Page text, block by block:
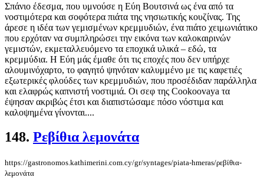
Σπάνιο έδεσμα, που υμνούσε η Εύη Βουτσινά ως ένα από τα
νοστιμότερα και σοφότερα πιάτα της νησιωτικής κουζίνας. Της
άρεσε η ιδέα των γεμισμένων κρεμμυδιών, ένα πιάτο χειμωνιάτικο
που ερχόταν να συμπληρώσει την εικόνα των καλοκαιρινών
γεμιστών, εκμεταλλευόμενο τα εποχικά υλικά – εδώ, τα
κρεμμύδια. Η Εύη μάς έμαθε ότι τις εποχές που δεν υπήρχε
αλουμινόχαρτο, το φαγητό ψηνόταν καλυμμένο με τις καφετιές
εξωτερικές φλούδες των κρεμμυδιών, που προσέδιδαν παράλληλα
και ελαφρώς καπνιστή νοστιμιά. Οι σεφ της Cookoovaya τα
έψησαν ακριβώς έτσι και διαπιστώσαμε πόσο νόστιμα και
καλοψημένα γίνονται....
148. Ρεβίθια λεμονάτα
https://gastronomos.kathimerini.com.cy/gr/syntages/piata-hmeras/ρεβίθια-
λεμονάτα